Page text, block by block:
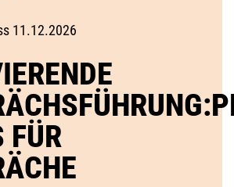
11.12.2026
FÜR